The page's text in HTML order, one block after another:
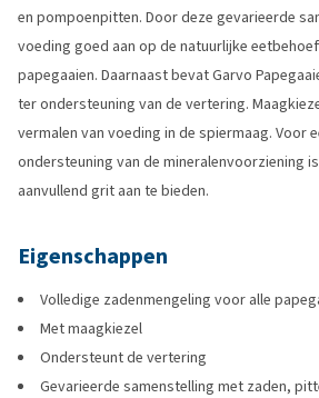
en pompoenpitten. Door deze gevarieerde
voeding goed aan op de natuurlijke
papegaaien. Daarnaast bevat Garvo
ter ondersteuning van de vertering.
vermalen van voeding in de spiermaag. Voor
ondersteuning van de mineralenvoorziening
aanvullend grit aan te bieden.
Eigenschappen
Volledige zadenmengeling voor alle
Met maagkiezel
Ondersteunt de vertering
Gevarieerde samenstelling met zaden,